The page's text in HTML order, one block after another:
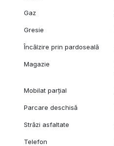
Gaz
Gresie
Încălzire prin pardoseală
Magazie
Mobilat parțial
Parcare deschisă
Străzi asfaltate
Telefon